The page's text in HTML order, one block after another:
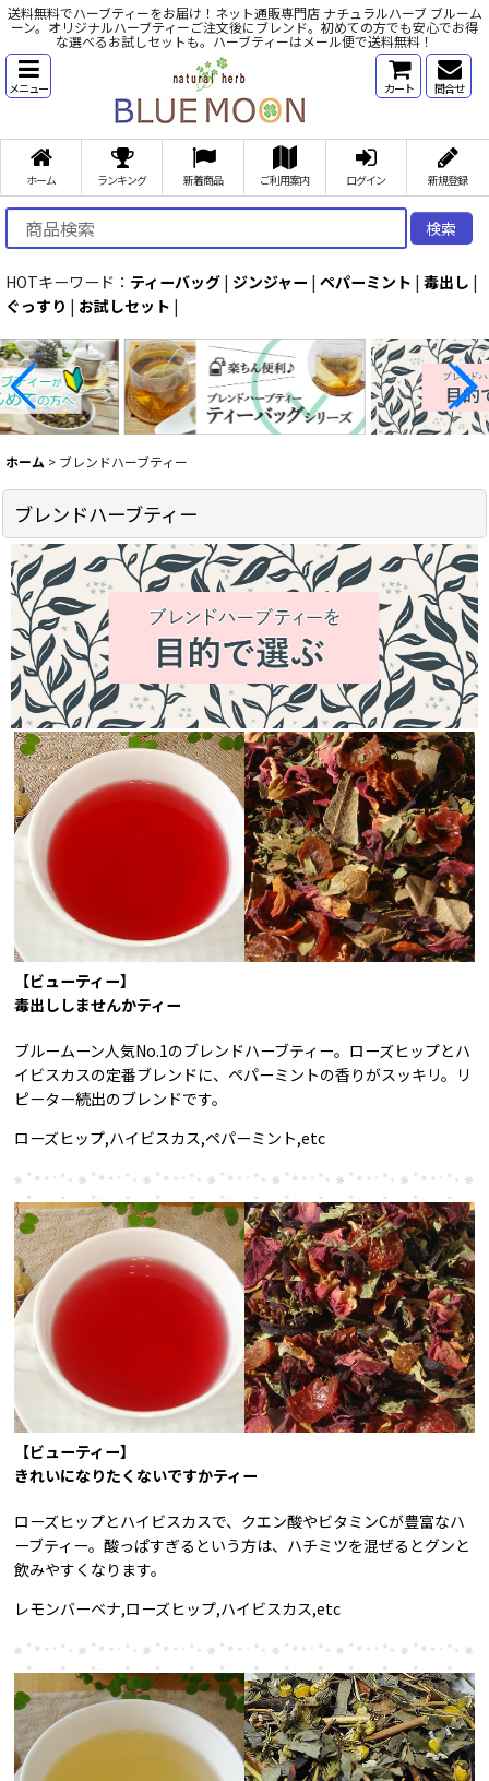
送料無料でハーブティーをお届け！ネット通販専門店 ナチュラルハーブ ブルーム
ーン。オリジナルハーブティーご注文後にブレンド。初めての方でも安心でお得
な選べるお試しセットも。ハーブティーはメール便で送料無料！
メニュー カート 問合せ
ホーム ランキング 新着商品 ご利用案内 ログイン 新規登録
検索
HOTキーワード： ティーバッグ | ジンジャー | ペパーミント | 毒出し |
ぐっすり | お試しセット |
ホーム > ブレンドハーブティー
ブレンドハーブティー
【ビューティー】
毒出ししませんかティー
ブルームーン人気No.1のブレンドハーブティー。ローズヒップとハ
イビスカスの定番ブレンドに、ペパーミントの香りがスッキリ。リ
ピーター続出のブレンドです。
ローズヒップ,ハイビスカス,ペパーミント,etc
【ビューティー】
きれいになりたくないですかティー
ローズヒップとハイビスカスで、クエン酸やビタミンCが豊富なハ
ーブティー。酸っぱすぎるという方は、ハチミツを混ぜるとグンと
飲みやすくなります。
レモンバーベナ,ローズヒップ,ハイビスカス,etc